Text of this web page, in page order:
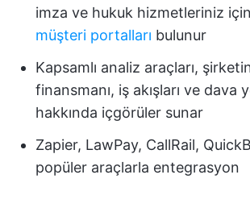
imza ve hukuk hizmetleriniz
müşteri portalları bulunur
Kapsamlı analiz araçları,
finansmanı, iş akışları ve dava
hakkında içgörüler sunar
Zapier, LawPay, CallRail,
popüler araçlarla entegrasyon